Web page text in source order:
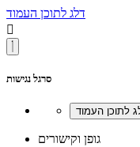
דלג לתוכן העמוד

סרגל נגישות
גופן וקישורים